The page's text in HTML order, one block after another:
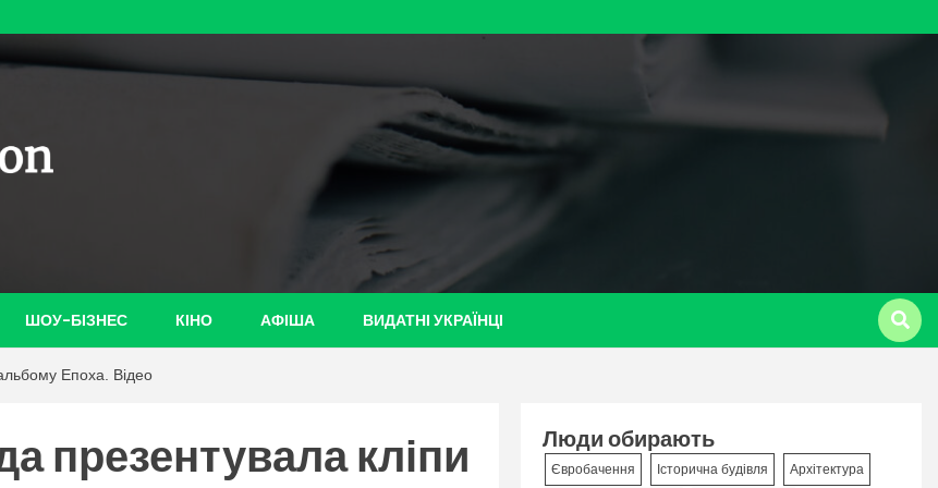
ШОУ-БІЗНЕС КІНО АФІША ВИДАТНІ УКРАЇНЦІ
Епоха. Відео
презентувала кліпи
Люди обирають
Євробачення Історична будівля Архітектура